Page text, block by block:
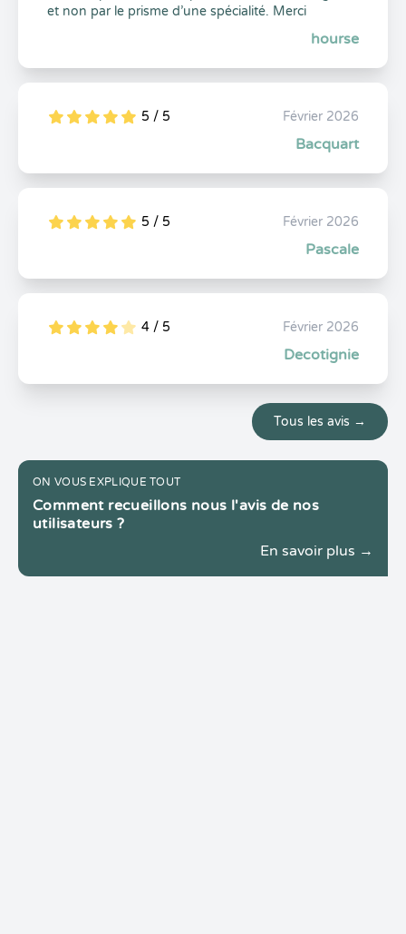
et non par le prisme d’une spécialité. Merci
hourse
5
1
5
0 5 / 5 Février 2026
Bacquart
5
1
5
0 5 / 5 Février 2026
Pascale
5
1
4
0 4 / 5 Février 2026
Decotignie
Tous les avis →
ON VOUS EXPLIQUE TOUT
Comment recueillons nous l'avis de nos
utilisateurs ?
En savoir plus →